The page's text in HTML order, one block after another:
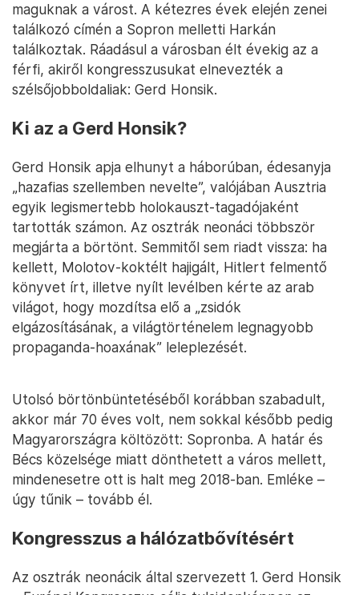
maguknak a várost. A kétezres évek elején zenei
találkozó címén a Sopron melletti Harkán
találkoztak. Ráadásul a városban élt évekig az a
férfi, akiről kongresszusukat elnevezték a
szélsőjobboldaliak: Gerd Honsik.
Ki az a Gerd Honsik?
Gerd Honsik apja elhunyt a háborúban, édesanyja
„hazafias szellemben nevelte”, valójában Ausztria
egyik legismertebb holokauszt-tagadójaként
tartották számon. Az osztrák neonáci többször
megjárta a börtönt. Semmitől sem riadt vissza: ha
kellett, Molotov-koktélt hajigált, Hitlert felmentő
könyvet írt, illetve nyílt levélben kérte az arab
világot, hogy mozdítsa elő a „zsidók
elgázosításának, a világtörténelem legnagyobb
propaganda-hoaxának” leleplezését.
Utolsó börtönbüntetéséből korábban szabadult,
akkor már 70 éves volt, nem sokkal később pedig
Magyarországra költözött: Sopronba. A határ és
Bécs közelsége miatt dönthetett a város mellett,
mindenesetre ott is halt meg 2018-ban. Emléke –
úgy tűnik – tovább él.
Kongresszus a hálózatbővítésért
Az osztrák neonácik által szervezett 1. ​​Gerd Honsik